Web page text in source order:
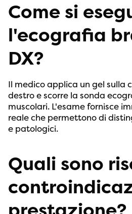
Come si
l'ecografia
DX?
Il medico applica un gel sulla
destro e scorre la sonda
muscolari. L'esame fornisce
reale che permettono di
e patologici.
Quali sono